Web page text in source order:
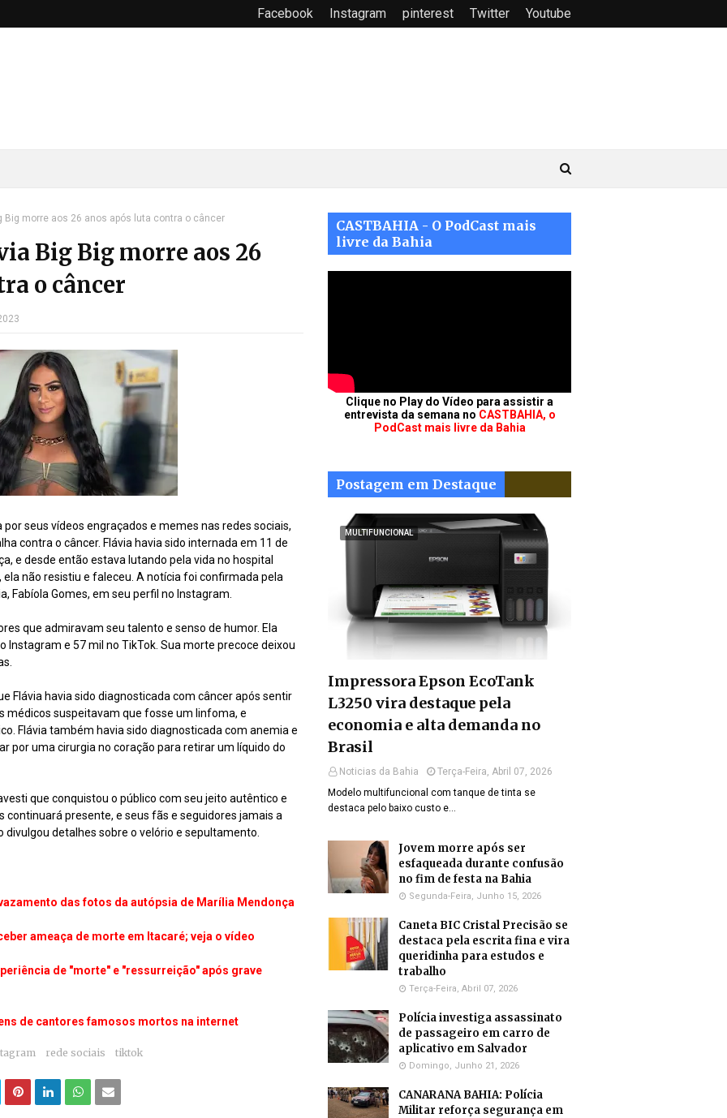
Facebook Instagram pinterest Twitter Youtube
Big morre aos 26 anos após luta contra o câncer
Big Big morre aos 26
o câncer
seus vídeos engraçados e memes nas redes sociais,
contra o câncer. Flávia havia sido internada em 11 de
e desde então estava lutando pela vida no hospital
não resistiu e faleceu. A notícia foi confirmada pela
Fabíola Gomes, em seu perfil no Instagram.
que admiravam seu talento e senso de humor. Ela
Instagram e 57 mil no TikTok. Sua morte precoce deixou
Flávia havia sido diagnosticada com câncer após sentir
médicos suspeitavam que fosse um linfoma, e
Flávia também havia sido diagnosticada com anemia e
por uma cirurgia no coração para retirar um líquido do
que conquistou o público com seu jeito autêntico e
continuará presente, e seus fãs e seguidores jamais a
detalhes sobre o velório e sepultamento.
das fotos da autópsia de Marília Mendonça
ameaça de morte em Itacaré; veja o vídeo
de "morte" e "ressurreição" após grave
de cantores famosos mortos na internet
rede sociais tiktok
CASTBAHIA - O PodCast mais
livre da Bahia
Clique no Play do Vídeo para assistir a
entrevista da semana no CASTBAHIA, o
PodCast mais livre da Bahia
Postagem em Destaque
MULTIFUNCIONAL
Impressora Epson EcoTank
L3250 vira destaque pela
economia e alta demanda no
Brasil
Noticias da Bahia
Terça-Feira, Abril 07, 2026
Modelo multifuncional com tanque de tinta se
destaca pelo baixo custo e…
Jovem morre após ser
esfaqueada durante confusão
no fim de festa na Bahia
Segunda-Feira, Junho 15, 2026
Caneta BIC Cristal Precisão se
destaca pela escrita fina e vira
queridinha para estudos e
trabalho
Terça-Feira, Abril 07, 2026
Polícia investiga assassinato
de passageiro em carro de
aplicativo em Salvador
Domingo, Junho 21, 2026
CANARANA BAHIA: Polícia
Militar reforça segurança em